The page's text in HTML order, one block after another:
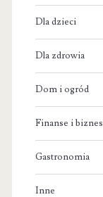
Dla dzieci
Dla zdrowia
Dom i ogród
Finanse i biznes
Gastronomia
Inne